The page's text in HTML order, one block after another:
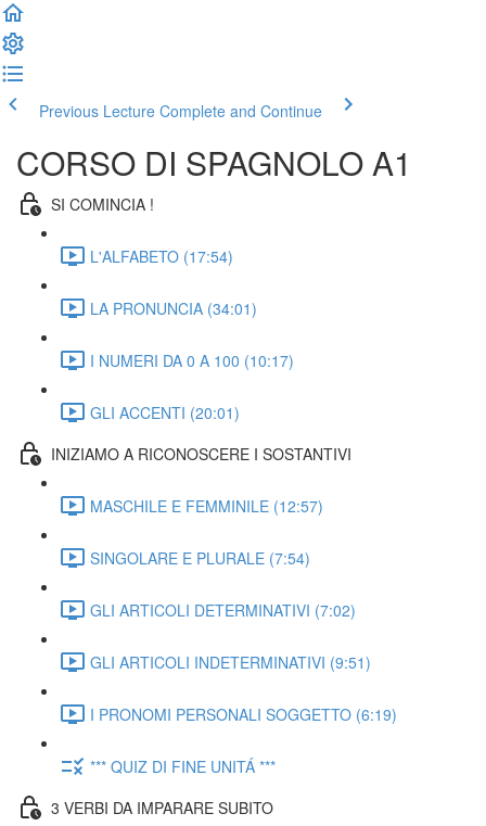
Previous Lecture Complete and Continue
CORSO DI SPAGNOLO A1
SI COMINCIA !
L'ALFABETO (17:54)
LA PRONUNCIA (34:01)
I NUMERI DA 0 A 100 (10:17)
GLI ACCENTI (20:01)
INIZIAMO A RICONOSCERE I SOSTANTIVI
MASCHILE E FEMMINILE (12:57)
SINGOLARE E PLURALE (7:54)
GLI ARTICOLI DETERMINATIVI (7:02)
GLI ARTICOLI INDETERMINATIVI (9:51)
I PRONOMI PERSONALI SOGGETTO (6:19)
*** QUIZ DI FINE UNITÁ ***
3 VERBI DA IMPARARE SUBITO